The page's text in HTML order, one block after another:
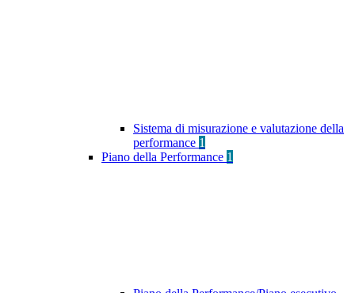
Sistema di misurazione e valutazione della
performance 1
Piano della Performance 1